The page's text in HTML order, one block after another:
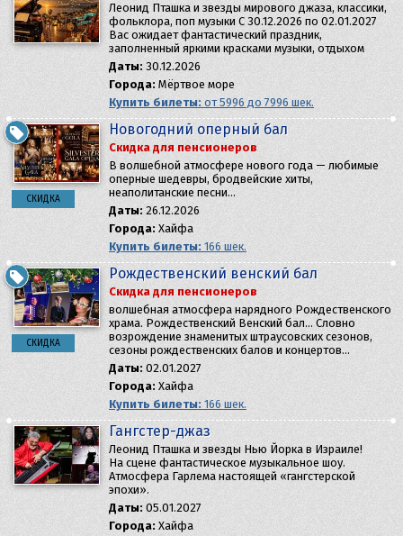
Леонид Пташка и звезды мирового джаза, классики,
фольклора, поп музыки С 30.12.2026 по 02.01.2027
Вас ожидает фантастический праздник,
заполненный яркими красками музыки, отдыхом
Даты: 30.12.2026
Города: Мёртвое море
Купить билеты: от 5996 до 7996 шек.
СКИДКА
Новогодний оперный бал
Скидка для пенсионеров
В волшебной атмосфере нового года — любимые
оперные шедевры, бродвейские хиты,
неаполитанские песни…
Даты: 26.12.2026
Города: Хайфа
Купить билеты: 166 шек.
СКИДКА
Рождественский венский бал
Скидка для пенсионеров
волшебная атмосфера нарядного Рождественского
храма. Рождественский Венский бал… Словно
возрождение знаменитых штраусовских сезонов,
сезоны рождественских балов и концертов…
Даты: 02.01.2027
Города: Хайфа
Купить билеты: 166 шек.
Гангстер-джаз
Леонид Пташка и звезды Нью Йорка в Израиле!
На сцене фантастическое музыкальное шоу.
Атмосфера Гарлема настоящей «гангстерской
эпохи».
Даты: 05.01.2027
Города: Хайфа